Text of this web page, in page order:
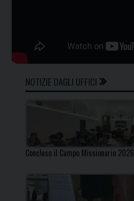
NOTIZIE DAGLI UFFICI
Concluso il Campo Missionario 2026